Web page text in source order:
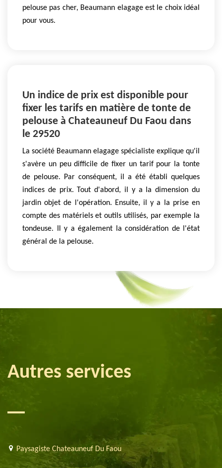
pelouse pas cher, Beaumann elagage est le choix idéal
pour vous.
Un indice de prix est disponible pour
fixer les tarifs en matière de tonte de
pelouse à Chateauneuf Du Faou dans
le 29520
La société Beaumann elagage spécialiste explique qu'il
s'avère un peu difficile de fixer un tarif pour la tonte
de pelouse. Par conséquent, il a été établi quelques
indices de prix. Tout d'abord, il y a la dimension du
jardin objet de l'opération. Ensuite, il y a la prise en
compte des matériels et outils utilisés, par exemple la
tondeuse. Il y a également la considération de l'état
général de la pelouse.
Autres services
Paysagiste Chateauneuf Du Faou